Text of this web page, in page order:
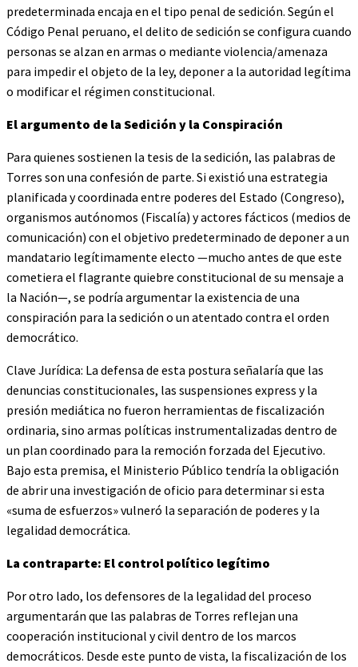
predeterminada encaja en el tipo penal de sedición. Según el
Código Penal peruano, el delito de sedición se configura cuando
personas se alzan en armas o mediante violencia/amenaza
para impedir el objeto de la ley, deponer a la autoridad legítima
o modificar el régimen constitucional.
El argumento de la Sedición y la Conspiración
Para quienes sostienen la tesis de la sedición, las palabras de
Torres son una confesión de parte. Si existió una estrategia
planificada y coordinada entre poderes del Estado (Congreso),
organismos autónomos (Fiscalía) y actores fácticos (medios de
comunicación) con el objetivo predeterminado de deponer a un
mandatario legítimamente electo —mucho antes de que este
cometiera el flagrante quiebre constitucional de su mensaje a
la Nación—, se podría argumentar la existencia de una
conspiración para la sedición o un atentado contra el orden
democrático.
Clave Jurídica: La defensa de esta postura señalaría que las
denuncias constitucionales, las suspensiones express y la
presión mediática no fueron herramientas de fiscalización
ordinaria, sino armas políticas instrumentalizadas dentro de
un plan coordinado para la remoción forzada del Ejecutivo.
Bajo esta premisa, el Ministerio Público tendría la obligación
de abrir una investigación de oficio para determinar si esta
«suma de esfuerzos» vulneró la separación de poderes y la
legalidad democrática.
La contraparte: El control político legítimo
Por otro lado, los defensores de la legalidad del proceso
argumentarán que las palabras de Torres reflejan una
cooperación institucional y civil dentro de los marcos
democráticos. Desde este punto de vista, la fiscalización de los